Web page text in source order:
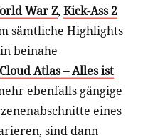
War Z, Kick-Ass 2
sämtliche Highlights
beinahe
Cloud Atlas – Alles ist
ebenfalls gängige
eines
sind dann